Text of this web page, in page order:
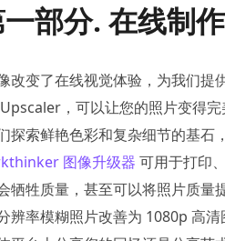
部分. 在线制
改变了在线视觉体验，为我们
，可以让您的照片变得
探索鲜艳色彩和复杂细节的基石
图像升级器 可用于打印
牺牲质量，甚至可以将照片质
辨率模糊照片改善为 1080p 高